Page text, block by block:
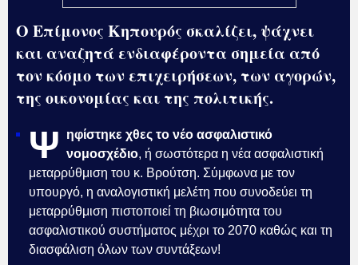
Ο Επίμονος Κηπουρός σκαλίζει, ψάχνει
και αναζητά ενδιαφέροντα σημεία από
τον κόσμο των επιχειρήσεων, των αγορών,
της οικονομίας και της πολιτικής.
Ψ
ηφίστηκε χθες το νέο ασφαλιστικό
νομοσχέδιο, ή σωστότερα η νέα ασφαλιστική
μεταρρύθμιση του κ. Βρούτση. Σύμφωνα με τον
υπουργό, η αναλογιστική μελέτη που συνοδεύει τη
μεταρρύθμιση πιστοποιεί τη βιωσιμότητα του
ασφαλιστικού συστήματος μέχρι το 2070 καθώς και τη
διασφάλιση όλων των συντάξεων!